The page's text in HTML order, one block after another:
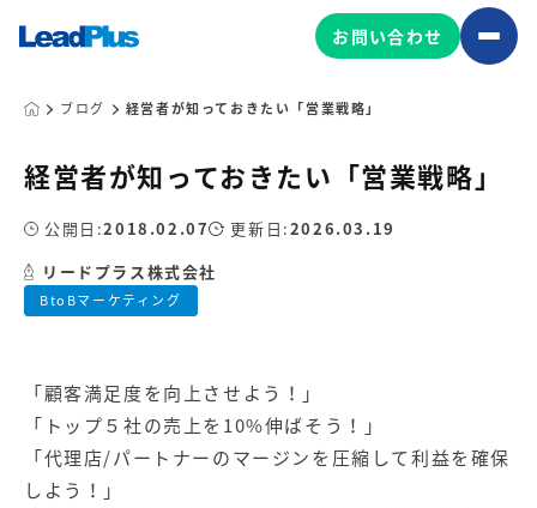
広告プロモーション
Web制作
マーケティングコンサルティング
マーケティング基盤
マーケティング基盤の製品
サイトアクセス解析ダッシュ
ボード
HubSpot導入・運用
マーケティングサービスの製品
お問い合わせ
ブログ 経営者が知っておきたい「営業戦略」
経営者が知っておきたい「営業戦略」
BtoBマーケティング
公開日:2018.02.07 更新日:2026.03.19
リードプラス株式会社
「顧客満足度を向上させよう！」
「トップ５社の売上を10%伸ばそう！」
「代理店/パートナーのマージンを圧縮して利益を確保
しよう！」